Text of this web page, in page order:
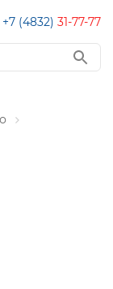
+7 (4832) 31-77-77